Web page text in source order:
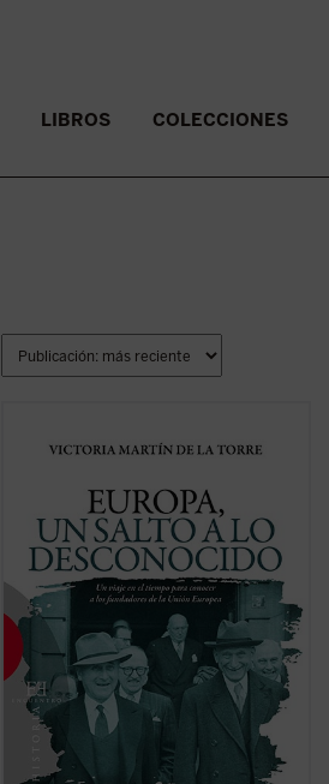
LIBROS COLECCIONES
relato de no ficción recrea la década en
Comunidades Europeas (1948-1957), a
través de algunos de los principales
protagonistas de la construcción europea
(ver ficha)